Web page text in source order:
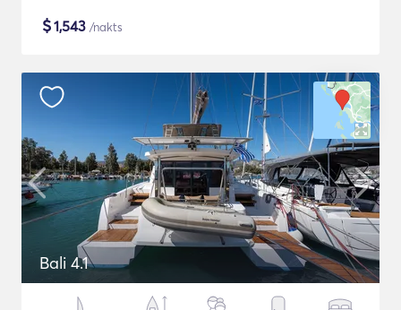
$1,543 /nakts
Bali 4.1